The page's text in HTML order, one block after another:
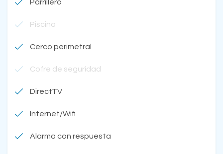
Parrillero
Piscina
Cerco perimetral
Cofre de seguridad
DirectTV
Internet/Wifi
Alarma con respuesta